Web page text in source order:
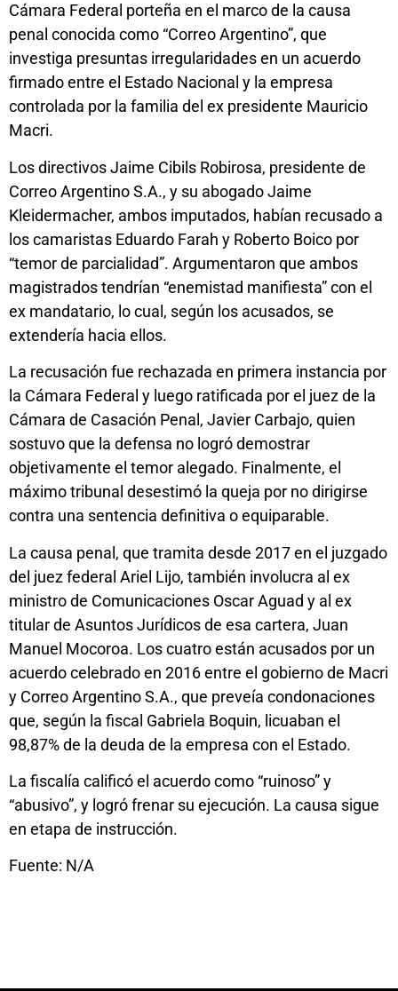
Cámara Federal porteña en el marco de la causa
penal conocida como “Correo Argentino”, que
investiga presuntas irregularidades en un acuerdo
firmado entre el Estado Nacional y la empresa
controlada por la familia del ex presidente Mauricio
Macri.
Los directivos Jaime Cibils Robirosa, presidente de
Correo Argentino S.A., y su abogado Jaime
Kleidermacher, ambos imputados, habían recusado a
los camaristas Eduardo Farah y Roberto Boico por
“temor de parcialidad”. Argumentaron que ambos
magistrados tendrían “enemistad manifiesta” con el
ex mandatario, lo cual, según los acusados, se
extendería hacia ellos.
La recusación fue rechazada en primera instancia por
la Cámara Federal y luego ratificada por el juez de la
Cámara de Casación Penal, Javier Carbajo, quien
sostuvo que la defensa no logró demostrar
objetivamente el temor alegado. Finalmente, el
máximo tribunal desestimó la queja por no dirigirse
contra una sentencia definitiva o equiparable.
La causa penal, que tramita desde 2017 en el juzgado
del juez federal Ariel Lijo, también involucra al ex
ministro de Comunicaciones Oscar Aguad y al ex
titular de Asuntos Jurídicos de esa cartera, Juan
Manuel Mocoroa. Los cuatro están acusados por un
acuerdo celebrado en 2016 entre el gobierno de Macri
y Correo Argentino S.A., que preveía condonaciones
que, según la fiscal Gabriela Boquin, licuaban el
98,87% de la deuda de la empresa con el Estado.
La fiscalía calificó el acuerdo como “ruinoso” y
“abusivo”, y logró frenar su ejecución. La causa sigue
en etapa de instrucción.
Fuente: N/A